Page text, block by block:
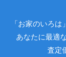
「お家のいろ
あなたに最適
査定